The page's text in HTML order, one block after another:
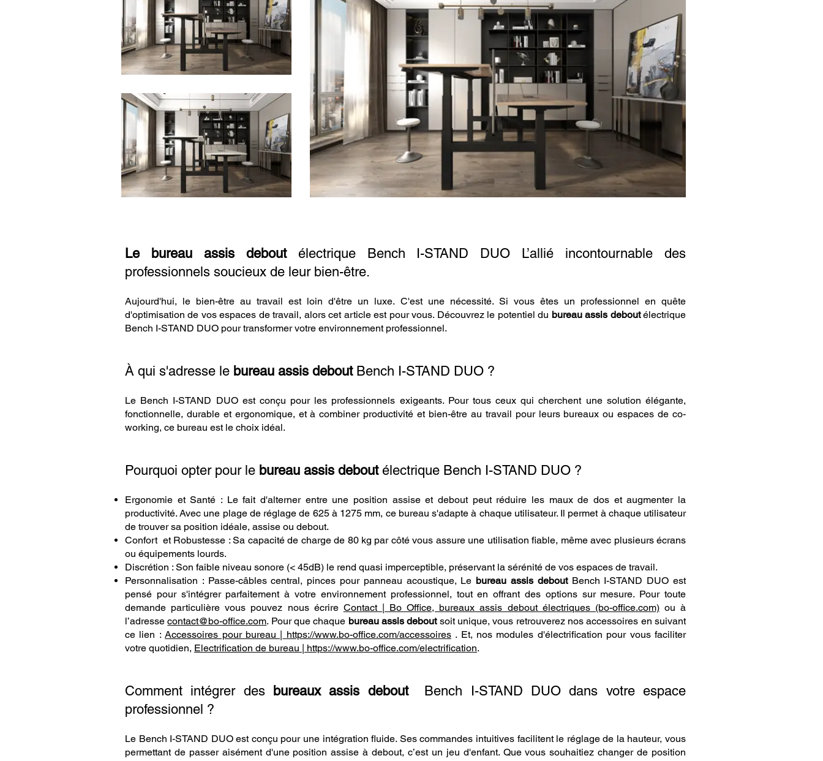
Le bureau assis deboutélectrique Bench I-STAND DUO L’allié incontournable des
professionnels soucieux de leur bien-être.
Aujourd'hui, le bien-être au travail est loin d'être un luxe. C'est une nécessité. Si vous êtes un professionnel en quête
d'optimisation de vos espaces de travail, alors cet article est pour vous. Découvrez le potentiel du bureau assis deboutélectrique
Bench I-STAND DUO pour transformer votre environnement professionnel.
À qui s'adresse le bureau assis deboutBench I-STAND DUO ?
Le Bench I-STAND DUO est conçu pour les professionnels exigeants. Pour tous ceux qui cherchent une solution élégante,
fonctionnelle, durable et ergonomique, et à combiner productivité et bien-être au travail pour leurs bureaux ou espaces de co-
working, ce bureau est le choix idéal.
Pourquoi opter pour le bureau assis deboutélectrique Bench I-STAND DUO ?
Ergonomie et Santé : Le fait d'alterner entre une position assise et debout peut réduire les maux de dos et augmenter la
productivité. Avec une plage de réglage de 625 à 1275 mm, ce bureau s'adapte à chaque utilisateur. Il permet à chaque utilisateur
de trouver sa position idéale, assise ou debout.
Confort et Robustesse : Sa capacité de charge de 80 kg par côté vous assure une utilisation fiable, même avec plusieurs écrans
ou équipements lourds.
Discrétion : Son faible niveau sonore (< 45dB) le rend quasi imperceptible, préservant la sérénité de vos espaces de travail.
Personnalisation : Passe-câbles central, pinces pour panneau acoustique, Le bureau assis deboutBench I-STAND DUO est
pensé pour s'intégrer parfaitement à votre environnement professionnel, tout en offrant des options sur mesure. Pour toute
demande particulière vous pouvez nous écrire Contact | Bo Office, bureaux assis debout électriques (bo-office.com)ou à
l’adressecontact@bo-office.com. Pour que chaque bureau assis deboutsoit unique, vous retrouverez nos accessoires en suivant
ce lien :Accessoires pour bureau | https://www.bo-office.com/accessoires . Et, nos modules d'électrification pour vous faciliter
votre quotidien, Electrification de bureau | https://www.bo-office.com/electrification.
Comment intégrer des bureaux assis deboutBench I-STAND DUO dans votre espace
professionnel ?
Le Bench I-STAND DUO est conçu pour une intégration fluide. Ses commandes intuitives facilitent le réglage de la hauteur, vous
permettant de passer aisément d'une position assise à debout, c’est un jeu d'enfant. Que vous souhaitiez changer de position